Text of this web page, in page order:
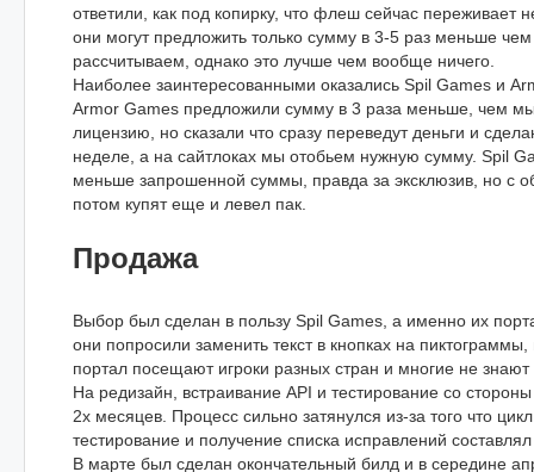
ответили, как под копирку, что флеш сейчас переживает
они могут предложить только сумму в 3-5 раз меньше
рассчитываем, однако это лучше чем вообще ничего.
Наиболее заинтересованными оказались Spil Games и
Armor Games предложили сумму в 3 раза меньше, чем
лицензию, но сказали что сразу переведут деньги и
неделе, а на сайтлоках мы отобьем нужную сумму. Spil
меньше запрошенной суммы, правда за эксклюзив, но с
потом купят еще и левел пак.
Продажа
Выбор был сделан в пользу Spil Games, а именно их
они попросили заменить текст в кнопках на
портал посещают игроки разных стран и многие не знают
На редизайн, встраивание API и тестирование со
2х месяцев. Процесс сильно затянулся из-за того что
тестирование и получение списка исправлений
В марте был сделан окончательный билд и в середине